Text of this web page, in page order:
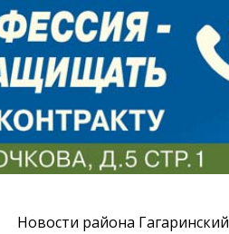
Новости района Гагаринский